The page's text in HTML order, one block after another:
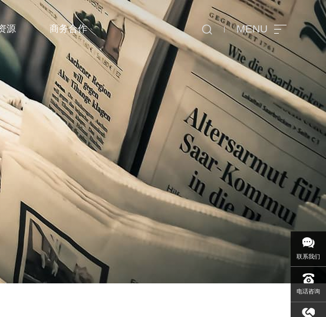
源 商务合作 MENU
人力资源
员工风采
商务合作
官方服务商合作申请
供应商合作申请
联系我们
电话咨询